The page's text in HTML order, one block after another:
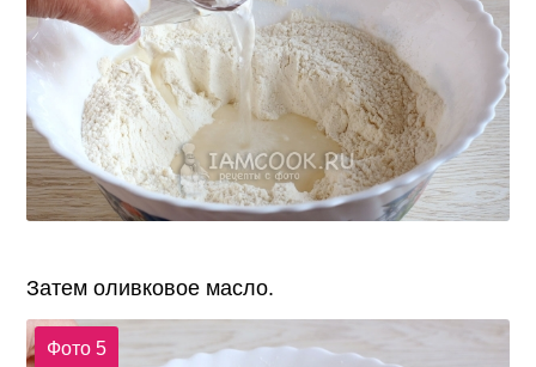
Затем оливковое масло.
Фото 5